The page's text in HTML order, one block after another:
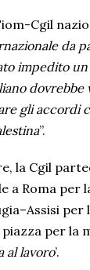
Cgil
da
impedito
dovrebbe
gli accordi
”.
la Cgil
a Roma per
per
per la
al lavoro’.